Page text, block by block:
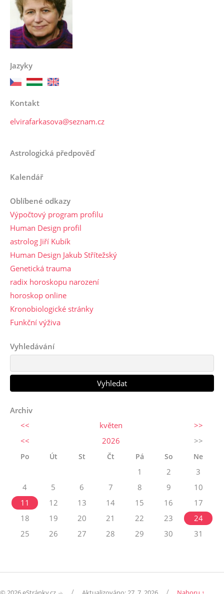
Jazyky
Kontakt
elvirafarkasova@seznam.cz
Astrologická předpověď
Kalendář
Oblíbené odkazy
Výpočtový program profilu
Human Design profil
astrolog Jiří Kubík
Human Design Jakub Střítežský
Genetická trauma
radix horoskopu narození
horoskop online
Kronobiologické stránky
Funkční výživa
Vyhledávání
Archiv
<<
květen
>>
<<
2026 >>
Po Út St Čt Pá So Ne
1 2
3
4
5 6 7 8 9
10
11
12 13 14 15 16
17
18
19 20 21 22 23
24
25
26 27 28 29 30 31